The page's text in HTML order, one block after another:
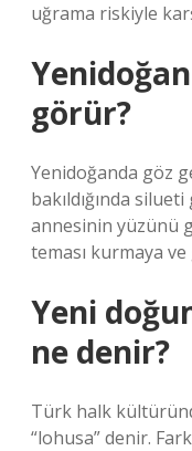
uğrama riskiyle
görür?
Yenidoğanda göz
bakıldığında
annesinin yüzünü
teması kurmaya
Yeni
ne denir?
Türk halk
“lohusa” denir.